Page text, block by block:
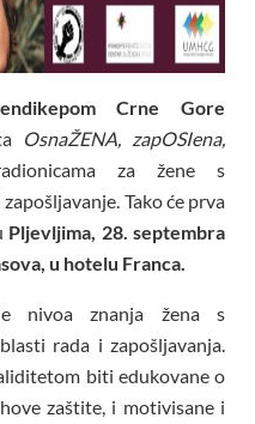
Crne Gore
OsnaŽENA, zapOSIena,
za žene s
Tako će prva
Pljevljima, 28. septembra
u hotelu Franca.
nivoa znanja žena s
rada i zapošljavanja.
biti edukovane o
zaštite, i motivisane i